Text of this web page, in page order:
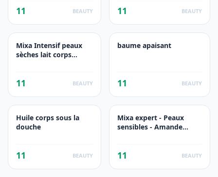
11 BEAUTY 11 BEAUTY
Mixa Intensif peaux
sèches lait corps
11 BEAUTY
baume apaisant
11 BEAUTY
Huile corps sous la
douche
11 BEAUTY
Mixa expert - Peaux
sensibles - Amande
11 BEAUTY